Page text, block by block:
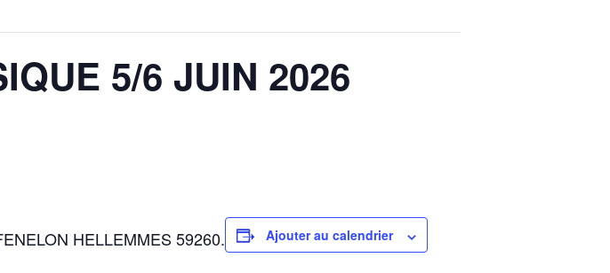
5/6 JUIN 2026
HELLEMMES 59260.
Ajouter au calendrier